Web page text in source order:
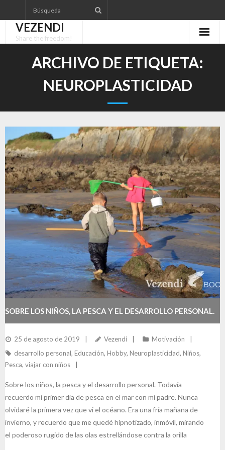
al
contenidoVEZENDI
Share the freedom!
ARCHIVO DE ETIQUETA:
NEUROPLASTICIDAD
SOBRE LOS NIÑOS, LA PESCA Y EL DESARROLLO PERSONAL.
25 de agosto de 2019 Vezendi
Motivación
desarrollo personal, Educación, Hobby, Neuroplasticidad, Niños,
Pesca, viajar con niños
Sobre los niños, la pesca y el desarrollo personal. Todavía
recuerdo mi primer día de pesca en el mar con mi padre. Nunca
olvidaré la primera vez que vi el océano. Era una fría mañana de
invierno, y recuerdo que me quedé hipnotizado, inmóvil, mirando
el poderoso rugido de las olas estrellándose contra la orilla